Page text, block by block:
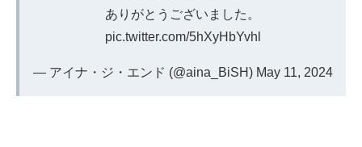
ありがとうございました。
pic.twitter.com/5hXyHbYvhl
— アイナ・ジ・エンド (@aina_BiSH) May 11, 2024